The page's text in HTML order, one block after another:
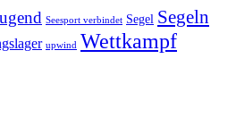
Seesport verbindet Segel Segeln
upwind Wettkampf